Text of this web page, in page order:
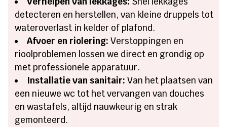
detecteren en herstellen, van kleine druppels tot
wateroverlast in kelder of plafond.
Afvoer en riolering: Verstoppingen en
rioolproblemen lossen we direct en grondig op
met professionele apparatuur.
Installatie van sanitair: Van het plaatsen van
een nieuwe wc tot het vervangen van douches
en wastafels, altijd nauwkeurig en strak
gemonteerd.